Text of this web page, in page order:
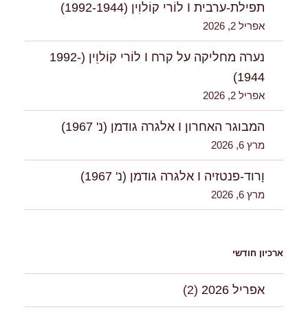
תפילת-ערבית I לוֹרי קוֹלוִין (1992-1944)
אפריל 2, 2026
נערה מחליקה על קרח I לוֹרי קוֹלוִִין (1992-
1944)
אפריל 2, 2026
המבוגר האחרון I אלגרה גודמן (נ' 1967)
מרץ 6, 2026
וָרוד-פנטזיה I אלגרה גודמן (נ' 1967)
מרץ 6, 2026
ארכיון חודשי
אפריל 2026 (2)